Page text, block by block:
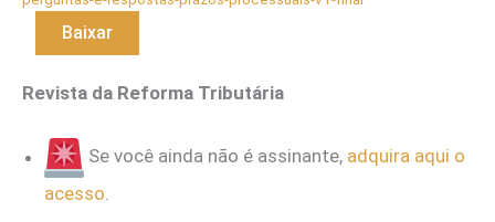
Baixar
Revista da Reforma Tributária
Se você ainda não é assinante, adquira aqui o
acesso.